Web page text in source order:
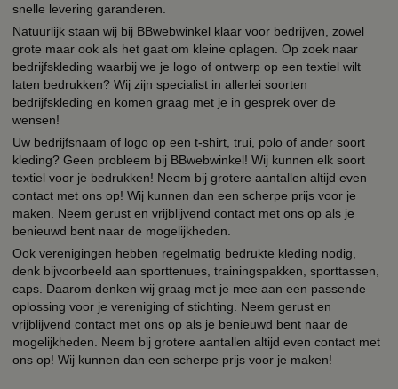
snelle levering garanderen.
Natuurlijk staan wij bij BBwebwinkel klaar voor bedrijven, zowel
grote maar ook als het gaat om kleine oplagen. Op zoek naar
bedrijfskleding waarbij we je logo of ontwerp op een textiel wilt
laten bedrukken? Wij zijn specialist in allerlei soorten
bedrijfskleding en komen graag met je in gesprek over de
wensen!
Uw bedrijfsnaam of logo op een t-shirt, trui, polo of ander soort
kleding? Geen probleem bij BBwebwinkel! Wij kunnen elk soort
textiel voor je bedrukken! Neem bij grotere aantallen altijd even
contact met ons op! Wij kunnen dan een scherpe prijs voor je
maken. Neem gerust en vrijblijvend contact met ons op als je
benieuwd bent naar de mogelijkheden.
Ook verenigingen hebben regelmatig bedrukte kleding nodig,
denk bijvoorbeeld aan sporttenues, trainingspakken, sporttassen,
caps. Daarom denken wij graag met je mee aan een passende
oplossing voor je vereniging of stichting. Neem gerust en
vrijblijvend contact met ons op als je benieuwd bent naar de
mogelijkheden. Neem bij grotere aantallen altijd even contact met
ons op! Wij kunnen dan een scherpe prijs voor je maken!